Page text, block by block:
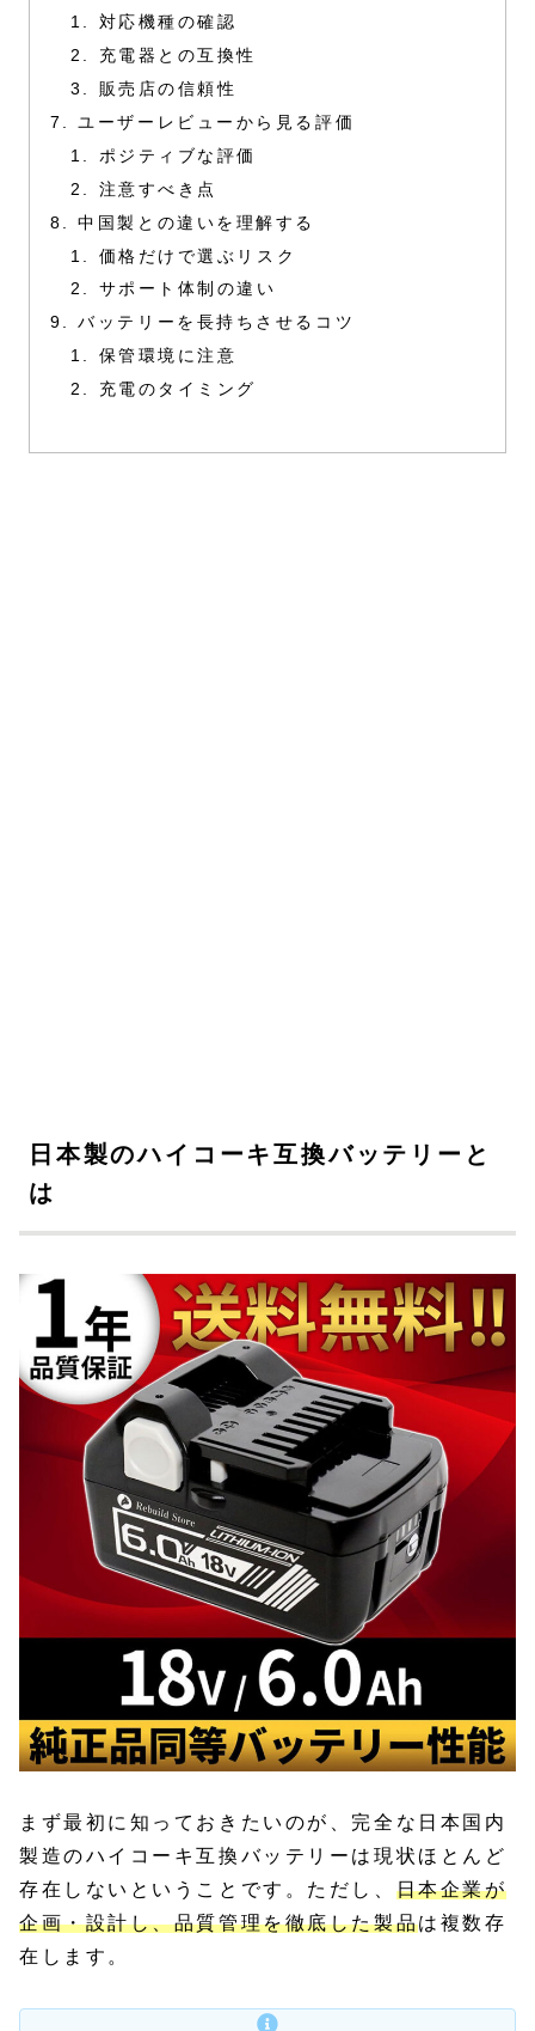
対応機種の確認
充電器との互換性
販売店の信頼性
ユーザーレビューから見る評価
ポジティブな評価
注意すべき点
中国製との違いを理解する
価格だけで選ぶリスク
サポート体制の違い
バッテリーを長持ちさせるコツ
保管環境に注意
充電のタイミング
日本製のハイコーキ互換バッテリーと
は
まず最初に知っておきたいのが、完全な日本国内
製造のハイコーキ互換バッテリーは現状ほとんど
存在しないということです。ただし、 日本企業が
企画・設計し、品質管理を徹底した製品は複数存
在します。